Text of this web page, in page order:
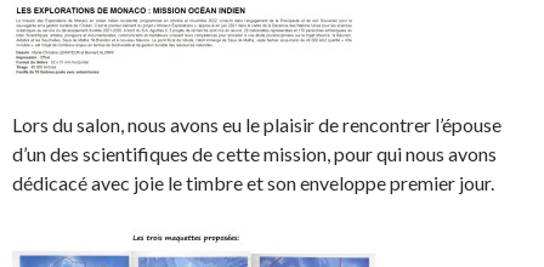
Lors du salon, nous avons eu le plaisir de rencontrer l’épouse
d’un des scientifiques de cette mission, pour qui nous avons
dédicacé avec joie le timbre et son enveloppe premier jour.